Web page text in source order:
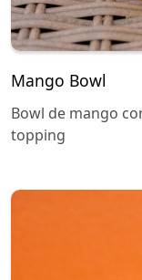
Mango Bowl
Bowl de mango
topping